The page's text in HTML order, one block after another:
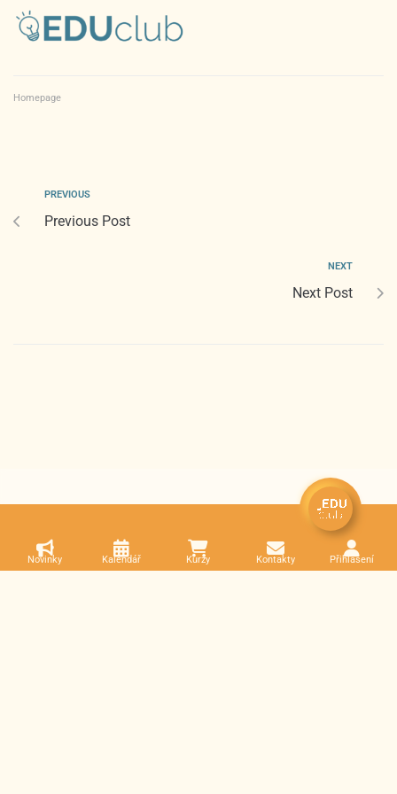
Homepage
PREVIOUS
Previous Post
NEXT
Next Post
Novinky Kalendář Kurzy Kontakty Přihlášení